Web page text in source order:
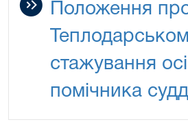
Положення
стажування
помічника